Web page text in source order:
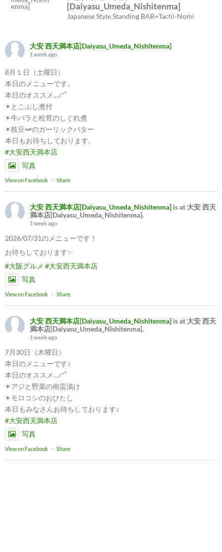
[Daiyasu_Umeda_Nishitenma]
Japanese Style Standing BAR=Tachi-Nomi
大安 西天満本店[Daiyasu_Umeda_Nishitenma]
1 week ago
8月１日（土曜日）
本日のメニューです。
本日のオススメ...♪*ﾟ
✴︎とこぶし煮付
✴︎牛バラと松茸のしぐれ煮
✴︎枝豆🫛のガーリックバター
本日もお待ちしております。
#大安西天満本店
写真
View on Facebook · Share
大安 西天満本店[Daiyasu_Umeda_Nishitenma] is at 大安 西天
満本店[Daiyasu_Umeda_Nishitenma].
1 week ago
2026/07/31のメニューです！
お待ちしております✨
#大阪グルメ #大安西天満本店
写真
View on Facebook · Share
大安 西天満本店[Daiyasu_Umeda_Nishitenma] is at 大安 西天
満本店[Daiyasu_Umeda_Nishitenma].
1 week ago
7月30日（木曜日）
本日のメニューです♪
本日のオススメ...♪*ﾟ
✴︎アジと野菜の南蛮漬け
✴︎モロコシのおひたし
本日もみなさんお待ちしております♪
#大安西天満本店
写真
View on Facebook · Share